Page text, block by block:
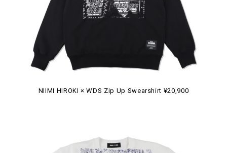
NIIMI HIROKI × WDS Zip Up Swearshirt ¥20,900